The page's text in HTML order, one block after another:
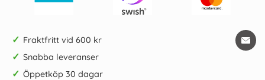
✓ Fraktfritt vid 600 kr
✓ Snabba leveranser
✓ Öppetköp 30 dagar